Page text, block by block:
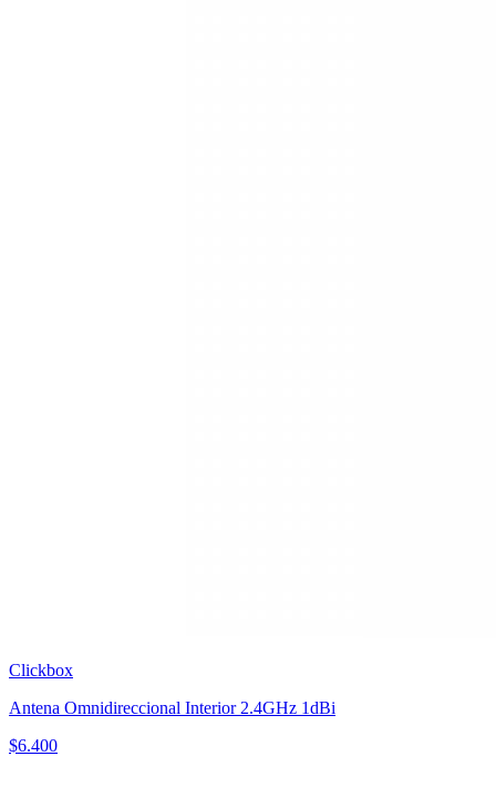
Clickbox
Antena Omnidireccional Interior 2.4GHz 1dBi
$6.400